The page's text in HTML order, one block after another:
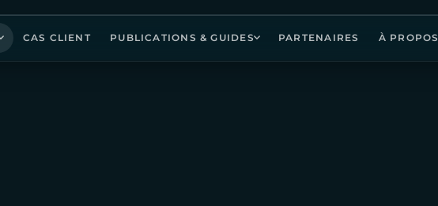
CAS CLIENT PUBLICATIONS & GUIDES PARTENAIRES À PROPOS